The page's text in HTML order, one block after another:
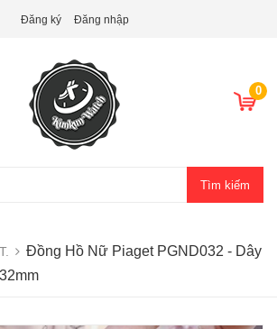
Đăng ký Đăng nhập
0
Tìm kiếm
Đồng Hồ Nữ Piaget PGND032 - Dây